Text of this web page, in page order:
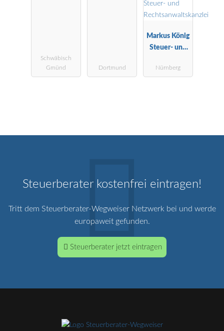
Schwäbisch
Gmünd
Dortmund
Markus König
Steuer- und
skanzlei
Nürnberg
Steuerberater kostenfrei eintragen!
Tritt dem Steuerberater-Wegweiser Netzwerk bei und werde
europaweit gefunden.
Steuerberater jetzt eintragen